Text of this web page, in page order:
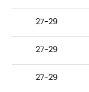
27-29
27-29
27-29